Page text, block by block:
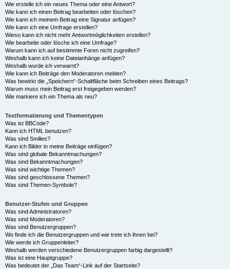
Wie erstelle ich ein neues Thema oder eine Antwort?
Wie kann ich einen Beitrag bearbeiten oder löschen?
Wie kann ich meinem Beitrag eine Signatur anfügen?
Wie kann ich eine Umfrage erstellen?
Wieso kann ich nicht mehr Antwortmöglichkeiten erstellen?
Wie bearbeite oder lösche ich eine Umfrage?
Warum kann ich auf bestimmte Foren nicht zugreifen?
Weshalb kann ich keine Dateianhänge anfügen?
Weshalb wurde ich verwarnt?
Wie kann ich Beiträge den Moderatoren melden?
Was bewirkt die „Speichern“-Schaltfläche beim Schreiben eines Beitrags?
Warum muss mein Beitrag erst freigegeben werden?
Wie markiere ich ein Thema als neu?
Textformatierung und Thementypen
Was ist BBCode?
Kann ich HTML benutzen?
Was sind Smilies?
Kann ich Bilder in meine Beiträge einfügen?
Was sind globale Bekanntmachungen?
Was sind Bekanntmachungen?
Was sind wichtige Themen?
Was sind geschlossene Themen?
Was sind Themen-Symbole?
Benutzer-Stufen und Gruppen
Was sind Administratoren?
Was sind Moderatoren?
Was sind Benutzergruppen?
Wo finde ich die Benutzergruppen und wie trete ich ihnen bei?
Wie werde ich Gruppenleiter?
Weshalb werden verschiedene Benutzergruppen farbig dargestellt?
Was ist eine Hauptgruppe?
Was bedeutet der „Das Team“-Link auf der Startseite?